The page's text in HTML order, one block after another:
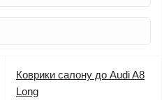
Коврики салону до Audi A8
Long